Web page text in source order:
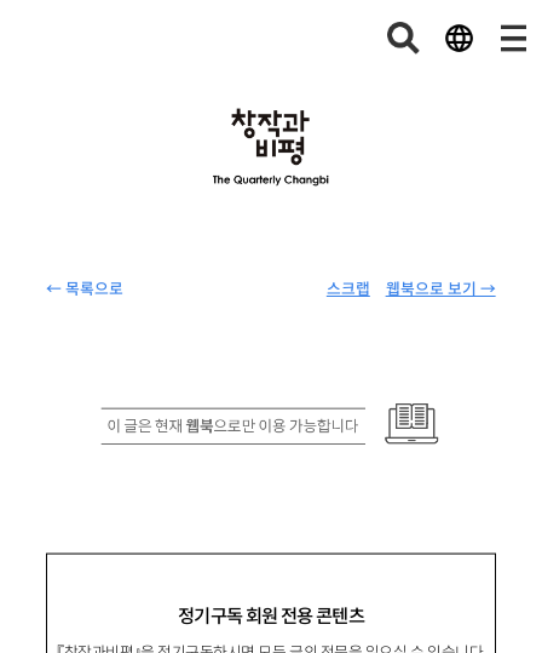
← 목록으로 웹북으로 보기 →
스크랩
정기구독 회원 전용 콘텐츠